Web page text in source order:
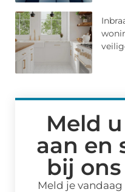
Meld
aan en
bij
Meld je